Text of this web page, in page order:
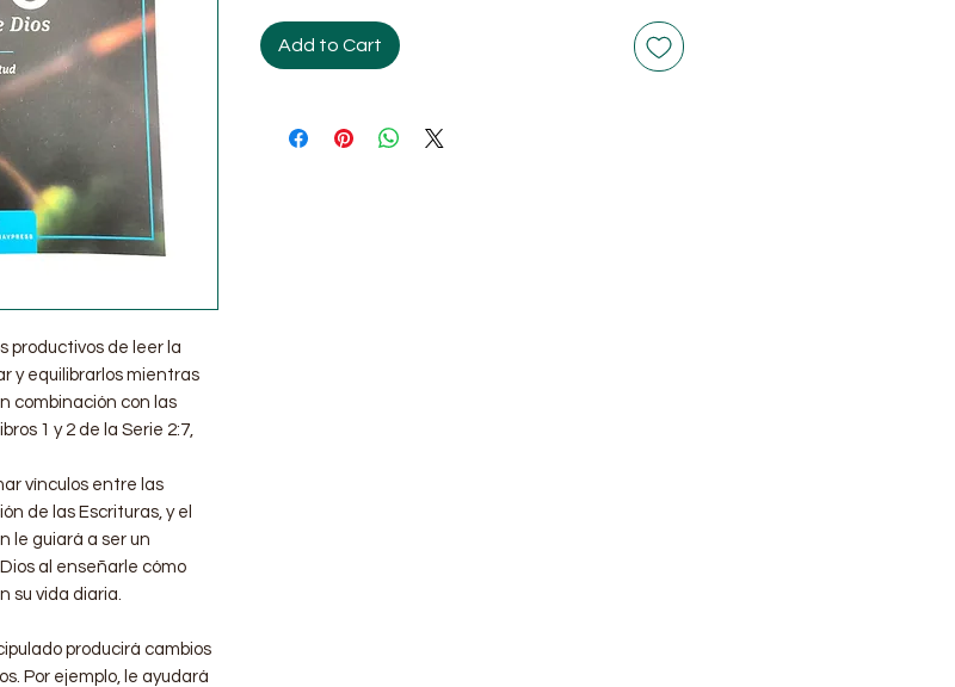
productivos de leer la
y equilibrarlos mientras
combinación con las
1 y 2 de la Serie 2:7,
vínculos entre las
de las Escrituras, y el
le guiará a ser un
al enseñarle cómo
su vida diaria.
producirá cambios
Por ejemplo, le ayudará
Add to Cart